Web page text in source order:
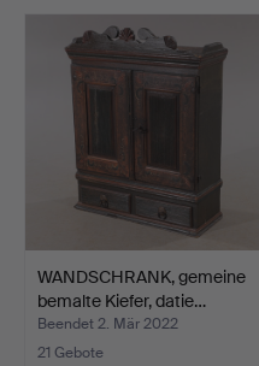
WANDSCHRANK, gemeine
bemalte Kiefer, datie…
Beendet 2. Mär 2022
21 Gebote